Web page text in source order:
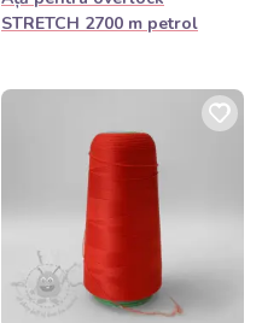
STRETCH 2700 m petrol